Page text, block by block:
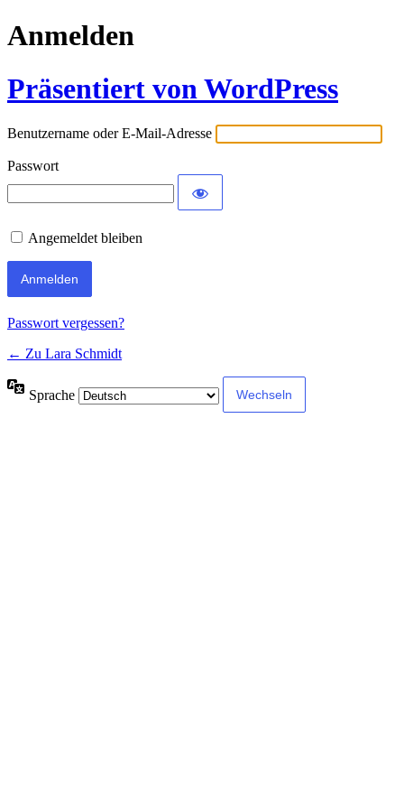
Anmelden
Präsentiert von WordPress
Benutzername oder E-Mail-Adresse
Passwort
Angemeldet bleiben
Passwort vergessen?
← Zu Lara Schmidt
Sprache